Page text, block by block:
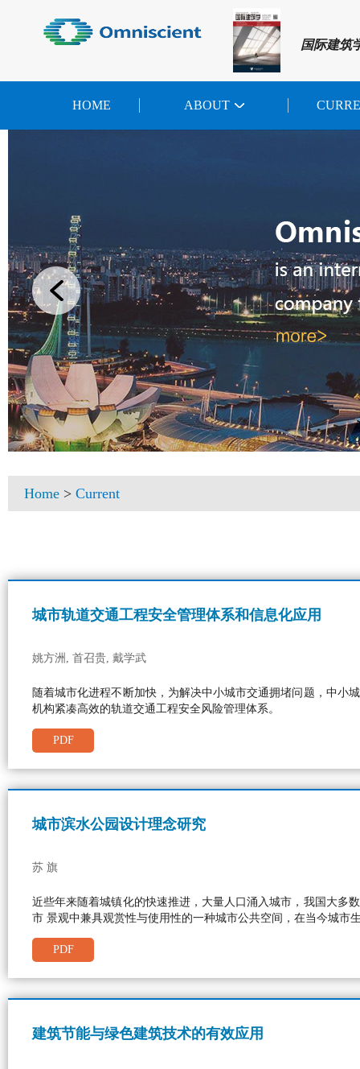
国际建筑
HOME ABOUT
Home > Current
城市轨道交通工程安全管理体系和信息化应用
姚方洲, 首召贵, 戴学武
随着城市化进程不断加快，为解决中小城市交通拥堵问题，中小
机构紧凑高效的轨道交通工程安全风险管理体系。
PDF
城市滨水公园设计理念研究
苏 旗
近些年来随着城镇化的快速推进，大量人口涌入城市，我国大多
市 景观中兼具观赏性与使用性的一种城市公共空间，在当今城市
PDF
建筑节能与绿色建筑技术的有效应用